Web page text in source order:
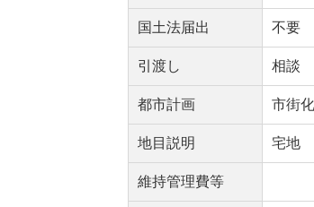
国土法届出 不要
引渡し 相談
都市計画 市街
地目説明 宅地
維持管理費等